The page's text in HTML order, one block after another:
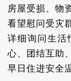
房屋受损、物
看望慰问受灾
详细询问生活
心、团结互助
早日住进安全